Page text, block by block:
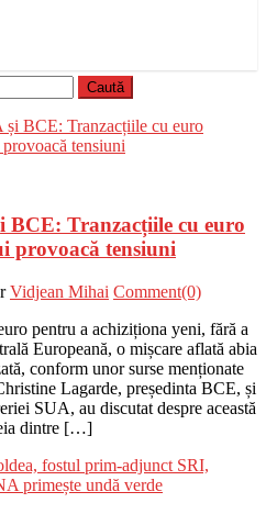
BCE: Tranzacțiile cu euro
provoacă tensiuni
Vidjean Mihai Comment(0)
pentru a achiziționa yeni, fără a
Europeană, o mișcare aflată abia
conform unor surse menționate
Lagarde, președinta BCE, și
SUA, au discutat despre această
dintre […]